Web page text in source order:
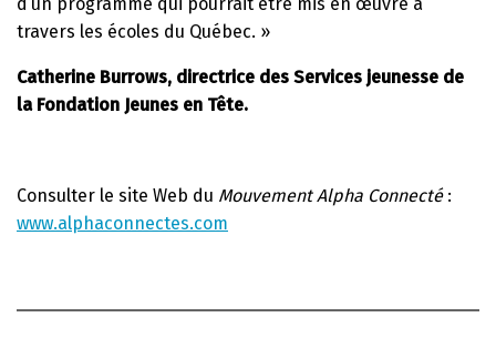
travers les écoles du Québec. »
Catherine Burrows, directrice des Services jeunesse de
la Fondation Jeunes en Tête.
Consulter le site Web du Mouvement Alpha Connecté:
www.alphaconnectes.com